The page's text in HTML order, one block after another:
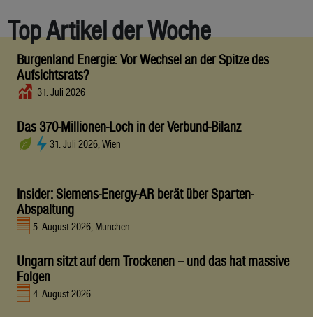
Top Artikel der Woche
Burgenland Energie: Vor Wechsel an der Spitze des
Aufsichtsrats?
31. Juli 2026
Das 370-Millionen-Loch in der Verbund-Bilanz
31. Juli 2026, Wien
Insider: Siemens-Energy-AR berät über Sparten-
Abspaltung
5. August 2026, München
Ungarn sitzt auf dem Trockenen – und das hat massive
Folgen
4. August 2026